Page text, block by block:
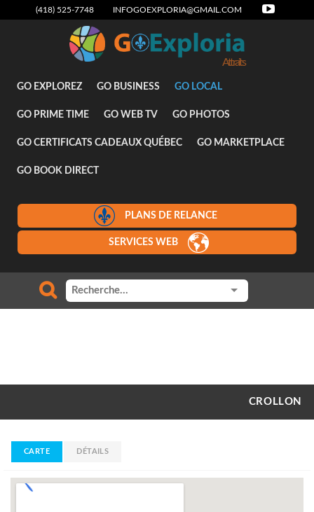
(418) 525-7748 INFOGOEXPLORIA@GMAIL.COM
Attraits
GO EXPLOREZ GO BUSINESS GO LOCAL
GO PRIME TIME GO WEB TV GO PHOTOS
GO CERTIFICATS CADEAUX QUÉBEC GO MARKETPLACE
GO BOOK DIRECT
PLANS DE RELANCE
SERVICES WEB
CROLLON
CARTE DÉTAILS